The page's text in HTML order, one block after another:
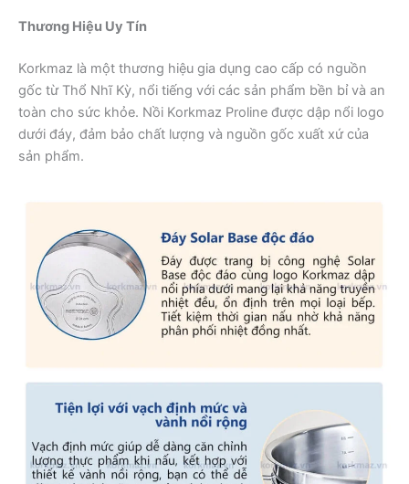
Thương Hiệu Uy Tín
Korkmaz là một thương hiệu gia dụng cao cấp có nguồn
gốc từ Thổ Nhĩ Kỳ, nổi tiếng với các sản phẩm bền bỉ và an
toàn cho sức khỏe. Nồi Korkmaz Proline được dập nổi logo
dưới đáy, đảm bảo chất lượng và nguồn gốc xuất xứ của
sản phẩm.